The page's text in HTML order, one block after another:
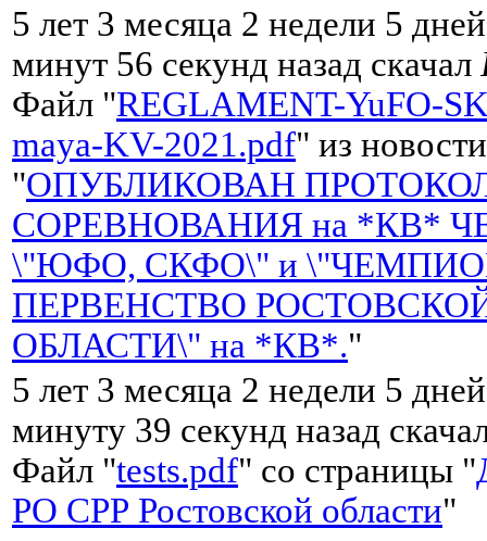
5 лет 3 месяца 2 недели 5
минут 56 секунд назад скачал
Файл "REGLAMENT-YuFO-
maya-KV-2021.pdf" из новости
"ОПУБЛИКОВАН
СОРЕВНОВАНИЯ на *КВ*
\"ЮФО, СКФО\" и
ПЕРВЕНСТВО
ОБЛАСТИ\" на *КВ*."
5 лет 3 месяца 2 недели 5
минуту 39 секунд назад
Файл "tests.pdf" со страницы "
РО СРР Ростовской области"